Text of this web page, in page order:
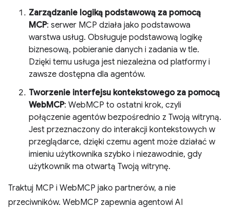
Zarządzanie logiką podstawową za pomocą
MCP: serwer MCP działa jako podstawowa
warstwa usług. Obsługuje podstawową logikę
biznesową, pobieranie danych i zadania w tle.
Dzięki temu usługa jest niezależna od platformy i
zawsze dostępna dla agentów.
Tworzenie interfejsu kontekstowego za pomocą
WebMCP: WebMCP to ostatni krok, czyli
połączenie agentów bezpośrednio z Twoją witryną.
Jest przeznaczony do interakcji kontekstowych w
przeglądarce, dzięki czemu agent może działać w
imieniu użytkownika szybko i niezawodnie, gdy
użytkownik ma otwartą Twoją witrynę.
Traktuj MCP i WebMCP jako partnerów, a nie
przeciwników. WebMCP zapewnia agentowi AI